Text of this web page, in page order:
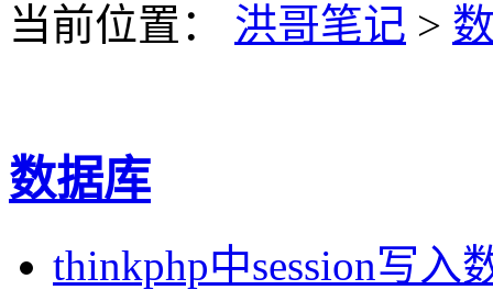
当前位置：
洪哥笔记 >
数据库
thinkphp中session写入